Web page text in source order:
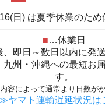
日) は夏季休業のた
■…休業日
、即日～数日以内に発
九州・沖縄への最短お
す。
容によって通常より日数が
ヤマト運輸遅延状況は